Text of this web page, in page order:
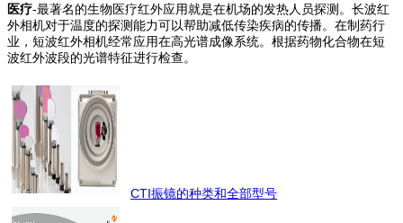
医疗-最著名的生物医疗红外应用就是在机场的发热人员探测。长波红
外相机对于温度的探测能力可以帮助减低传染疾病的传播。在制药行
业，短波红外相机经常应用在高光谱成像系统。根据药物化合物在短
波红外波段的光谱特征进行检查。
CTI振镜的种类和全部型号